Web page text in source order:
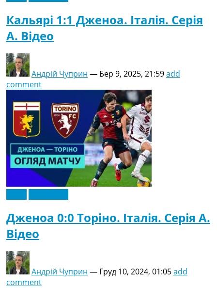
Кальярі 1:1 Дженоа. Італія. Серія
A. Відео
Андрій Чуприн — Бер 9, 2025, 21:59add
comment
Дженоа 0:0 Торіно. Італія. Серія A.
Відео
Андрій Чуприн — Груд 10, 2024, 01:05add
comment